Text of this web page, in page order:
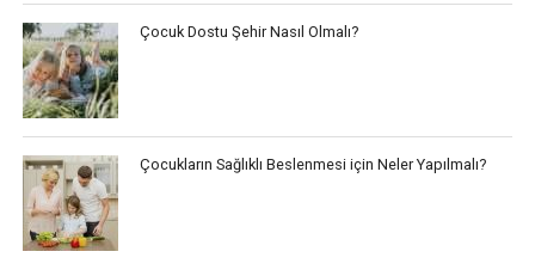
Çocuk Dostu Şehir Nasıl Olmalı?
Çocukların Sağlıklı Beslenmesi için Neler Yapılmalı?